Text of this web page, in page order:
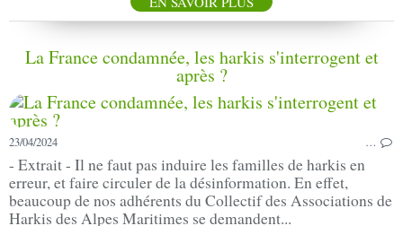
La France condamnée, les harkis s'interrogent et
après ?
23/04/2024 …
- Extrait - Il ne faut pas induire les familles de harkis en
erreur, et faire circuler de la désinformation. En effet,
beaucoup de nos adhérents du Collectif des Associations de
Harkis des Alpes Maritimes se demandent...